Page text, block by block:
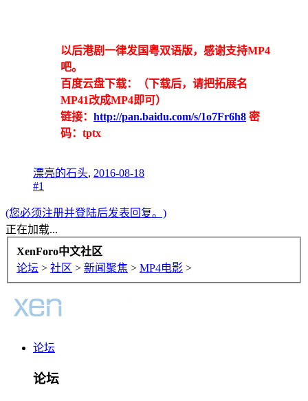
以后港剧一律发国粤双语版，感谢支持MP4
吧。
百度云盘下载：（下载后，请把拓展名
MP41改成MP4即可）
链接： http://pan.baidu.com/s/1o7Fr6h8 密
码：tptx
漂亮的石头, 2016-08-18
#1
(您必须注册并登陆后发表回复。)
正在加载...
XenForo中文社区
论坛 > 社区 > 新闻聚焦 > MP4电影 >
论坛
论坛